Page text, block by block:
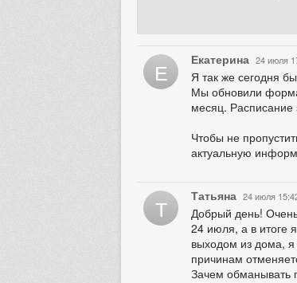
Е Екатерина 24 июля
Я так же сегодня
Мы обновили
месяц. Расписание
Чтобы не
актуальную
Т Татьяна 24 июля
Добрый день!
24 июля, а в итоге
выходом из дома, я
причинам
Зачем обманывать